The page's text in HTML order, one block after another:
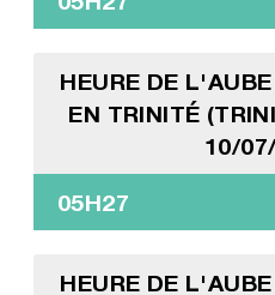
HEURE DE
EN TRINITÉ
10/
05H27
HEURE DE